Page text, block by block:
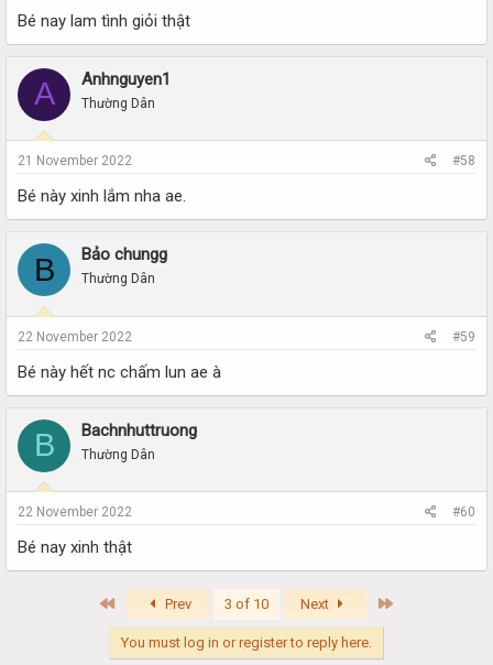
Bé nay lam tình giỏi thật
A Anhnguyen1
Thường Dân
21 November 2022 #58
Bé này xinh lắm nha ae.
B Bảo chungg
Thường Dân
22 November 2022 #59
Bé này hết nc chấm lun ae à
B Bachnhuttruong
Thường Dân
22 November 2022 #60
Bé nay xinh thật
Prev 3 of 10 Next
You must log in or register to reply here.